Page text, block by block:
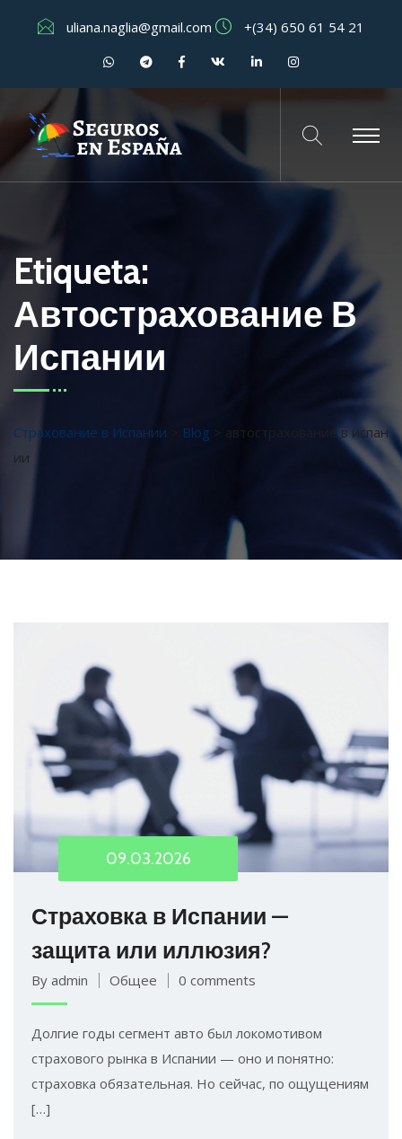
uliana.naglia@gmail.com +(34) 650 61 54 21
Etiqueta:
Автострахование В
Испании
Страхование в Испании Blog
автострахование в испан
ии
09.03.2026
Страховка в Испании —
защита или иллюзия?
By admin Общее 0 comments
Долгие годы сегмент авто был локомотивом
страхового рынка в Испании — оно и понятно:
страховка обязательная. Но сейчас, по ощущениям
[…]